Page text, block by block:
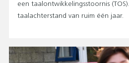
een taalontwikkelingsstoornis
taalachterstand van ruim één jaar.